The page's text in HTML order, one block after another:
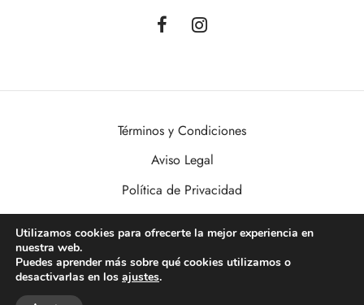
Términos y Condiciones
Aviso Legal
Política de Privacidad
Política de Cookies
VisualDomo | Imagen, Sonido, Informática, Domótica y Seguridad al
alcance de todos. Desde Valencia a toda España.
Utilizamos cookies para ofrecerte la mejor experiencia en
nuestra web.
Puedes aprender más sobre qué cookies utilizamos o
desactivarlas en los ajustes.